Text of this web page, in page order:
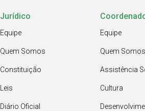
Jurídico
Equipe
Quem Somos
Constituição
Leis
Diário Oficial
Equipe
Quem Somos
Assistência
Cultura